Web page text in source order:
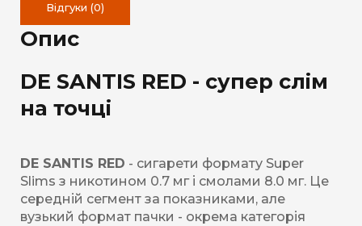
Відгуки (0)
Опис
DE SANTIS RED - супер слім
на точці
DE SANTIS RED - сигарети формату Super
Slims з никотином 0.7 мг і смолами 8.0 мг. Це
середній сегмент за показниками, але
вузький формат пачки - окрема категорія